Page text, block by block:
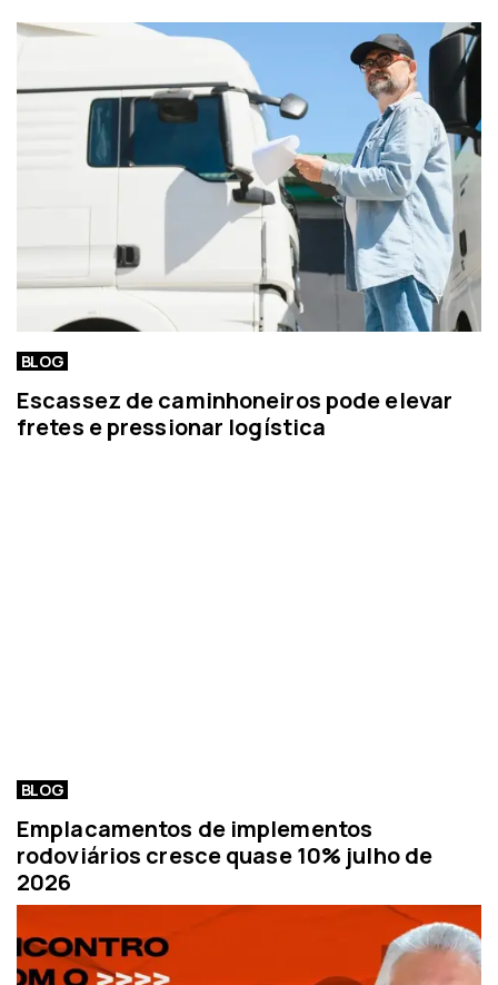
r
t
i
BLOG
Escassez de caminhoneiros pode elevar
fretes e pressionar logística
BLOG
Emplacamentos de implementos
rodoviários cresce quase 10% julho de
2026